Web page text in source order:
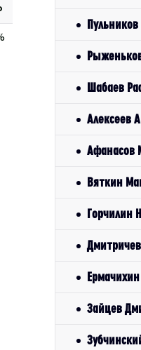
Пульников
Шабаев
Алексеев
Афанасов
Вяткин
Горчилин
Зайцев